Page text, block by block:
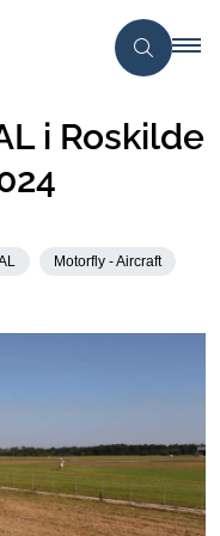
i Roskilde
Motorfly - Aircraft